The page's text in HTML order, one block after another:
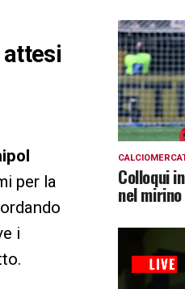
per la
i
Colloqui
nel